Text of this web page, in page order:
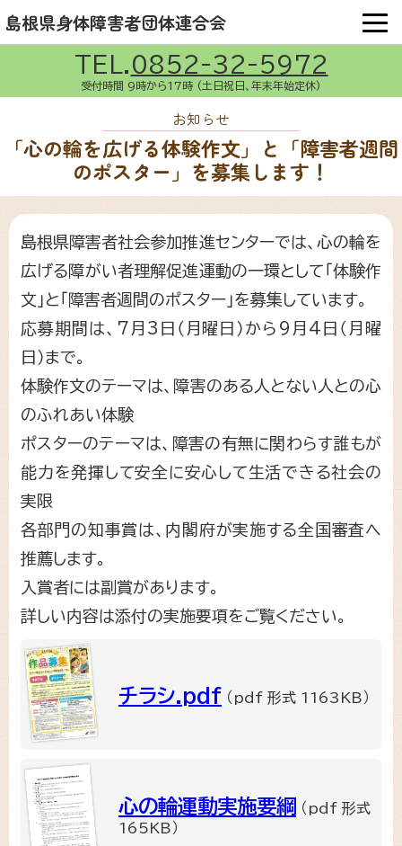
本文へ移動トップページ お知らせ
イベント紹介 組織団体向け情報 物資斡旋
組織団体の活動 要望陳情
リンク
お問い合わせ
島根県身体障害者団体連合会
TEL. 0852-32-5972
受付時間 9時から17時 (土日祝日、年末年始定休)
お知らせ
「心の輪を広げる体験作文」と「障害者週間
のポスター」を募集します！
島根県障害者社会参加推進センターでは、心の輪を
広げる障がい者理解促進運動の一環として「体験作
文」と「障害者週間のポスター」を募集しています。
応募期間は、7月3日（月曜日）から9月4日（月曜
日）まで。
体験作文のテーマは、障害のある人とない人との心
のふれあい体験
ポスターのテーマは、障害の有無に関わらす誰もが
能力を発揮して安全に安心して生活できる社会の
実限
各部門の知事賞は、内閣府が実施する全国審査へ
推薦します。
入賞者には副賞があります。
詳しい内容は添付の実施要項をご覧ください。
チラシ.pdf （pdf 形式 1163KB）
心の輪運動実施要綱 （pdf 形式
165KB）